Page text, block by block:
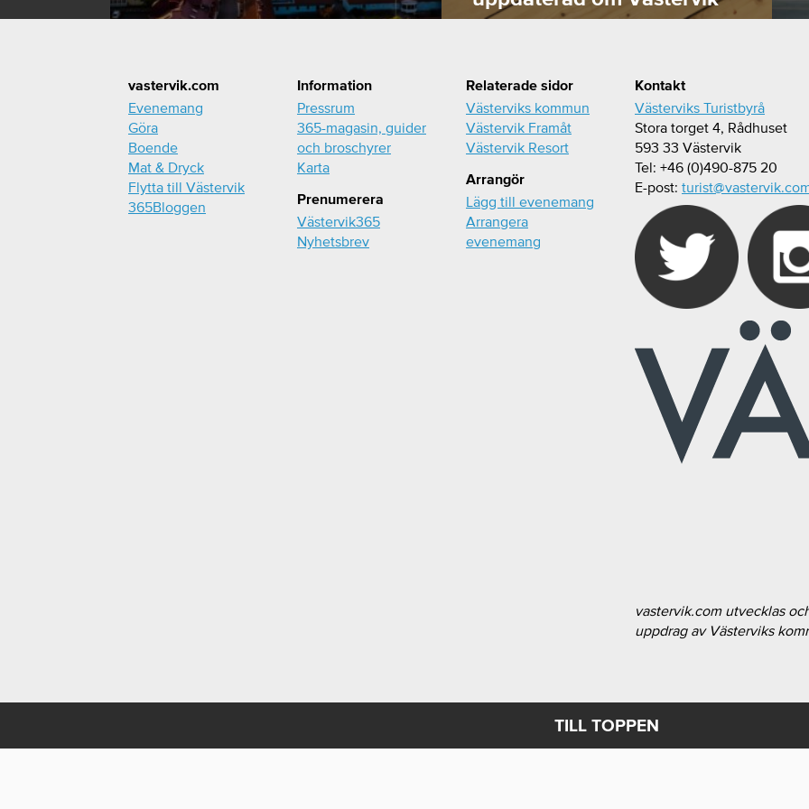
vastervik.com
Evenemang
Göra
Boende
Mat & Dryck
Flytta till Västervik
365Bloggen
Information
Pressrum
365-magasin, guider
och broschyrer
Karta
Prenumerera
Västervik365
Nyhetsbrev
Relaterade sidor
Västerviks kommun
Västervik Framåt
Västervik Resort
Arrangör
Lägg till evenemang
Arrangera
evenemang
Kontakt
Västerviks Turistbyrå
Stora torget 4, Rådhuset
593 33 Västervik
Tel: +46 (0)490-875 20
E-post:
vastervik.com utvecklas
uppdrag av Västerviks
TILL TOPPEN